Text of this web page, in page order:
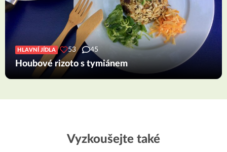
HLAVNÍ JÍDLA 53 45
Houbové rizoto s tymiánem
Vyzkoušejte také